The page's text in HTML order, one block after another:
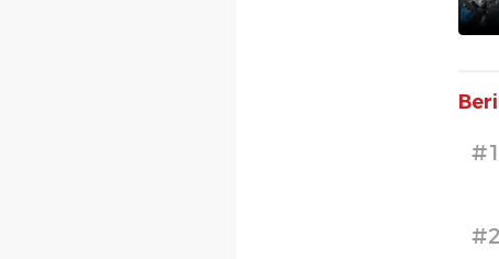
#1
#2